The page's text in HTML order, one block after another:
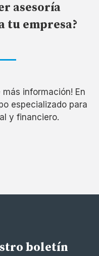
asesoría
tu empresa?
información! En
especializado para
y financiero.
boletín